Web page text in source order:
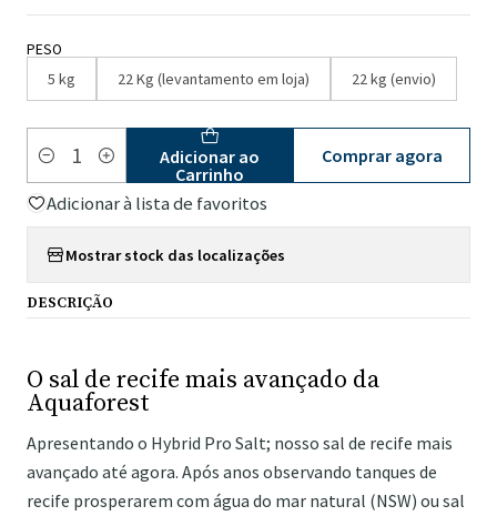
PESO
5 kg 22 Kg (levantamento em loja) 22 kg (envio)
Quantidade
Adicionar ao
Carrinho
Comprar agora
Adicionar à lista de favoritos
Mostrar stock das localizações
DESCRIÇÃO
O sal de recife mais avançado da
Aquaforest
Apresentando o Hybrid Pro Salt; nosso sal de recife mais
avançado até agora. Após anos observando tanques de
recife prosperarem com água do mar natural (NSW) ou sal